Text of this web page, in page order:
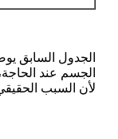
الجدول السابق
الجسم عند
لأن السبب